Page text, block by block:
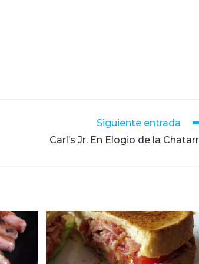
Siguiente entrada
Carl’s Jr. En Elogio de la